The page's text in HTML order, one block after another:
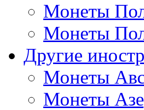
Монеты
Монеты
Другие
Монеты
Монеты